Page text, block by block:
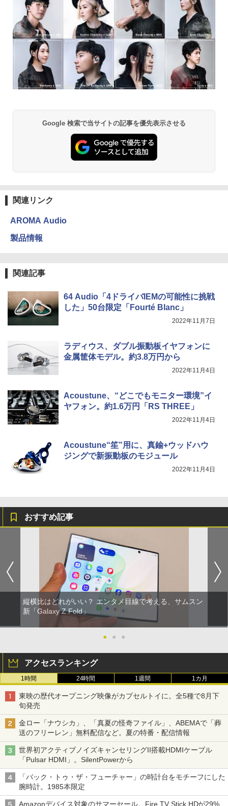
Google 検索で当サイトの記事を優先表示させる
関連リンク
AROMA Audio
製品情報
関連記事
64 Audio「4ドライバIEMの可能性に挑戦
した」50台限定「Fourté Blanc」
2022年11月7日
ラディウス、ダブル振動板イヤフォンに
金属筐体モデル。約3.8万円から
2022年11月4日
Acoustune、“どこでもモニター環境”イ
ヤフォン。約1.6万円「RS THREE」
2022年11月4日
Acoustune“笙”用に、真鍮+ウッドハウ
ジングで新振動板のモジュール
2022年11月4日
おすすめ記事
縦横比はどれがいい？ エンタメ目線で考える、サムスン
新「Galaxy Z Fold」
● ● ●
アクセスランキング
1時間 24時間 1週間 1カ月
東映の歴代オープニング映像がカプセルトイに。全5種で8月下
旬発売
金ロー「ナウシカ」、「真夏の怪奇ファイル」、ABEMAで「葬
送のフリーレン」無料配信など。夏の特番・配信情報
世界初アクティブノイズキャンセリングII搭載HDMIケーブル
「Pulsar HDMI」。SilentPowerから
「バック・トゥ・ザ・フューチャー」の時計台をモチーフにした
腕時計。1985本限定
Amazonデバイス対象のサマーセール。Fire TV Stick HDが29%